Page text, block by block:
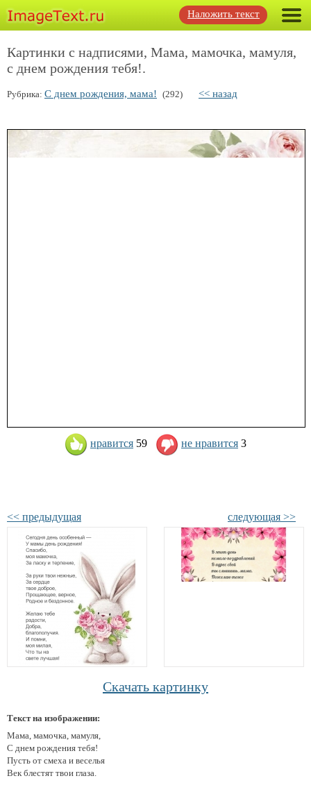
Наложить текст
Картинки с надписями, Мама, мамочка, мамуля,
с днем рождения тебя!.
Рубрика: С днем рождения, мама! (292) << назад
нравится 59 не нравится 3
<< предыдущая следующая >>
Скачать картинку
Текст на изображении:
Мама, мамочка, мамуля,
С днем рождения тебя!
Пусть от смеха и веселья
Век блестят твои глаза.